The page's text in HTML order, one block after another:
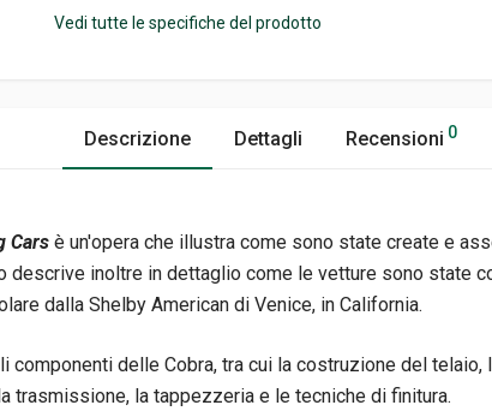
Vedi tutte le specifiche del prodotto
Descrizione Dettagli Recensioni 0
Cars è un'opera che illustra come sono state create e
descrive inoltre in dettaglio come le vetture sono state
dalla Shelby American di Venice, in California.
componenti delle Cobra, tra cui la costruzione del
trasmissione, la tappezzeria e le tecniche di finitura.